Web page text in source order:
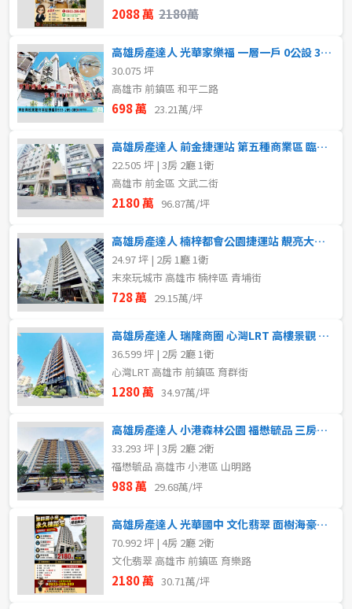
2088 萬 2180萬
高雄房產達人 光華家樂福 一層一戶 0公設 30坪 電梯華廈
30.075 坪
高雄市 前鎮區 和平二路
698 萬 23.21萬/坪
高雄房產達人 前金捷運站 第五種商業區 臨路透天稀有釋出
22.505 坪 | 3房 2廳 1衛
高雄市 前金區 文武二街
2180 萬 96.87萬/坪
高雄房產達人 楠梓都會公園捷運站 靚亮大兩房捷運宅 首購必看
24.97 坪 | 2房 1廳 1衛
末來玩城市 高雄市 楠梓區 青埔街
728 萬 29.15萬/坪
高雄房產達人 瑞隆商圈 心灣LRT 高樓景觀 2房平車 捷運宅
36.599 坪 | 2房 2廳 1衛
心灣LRT 高雄市 前鎮區 育群街
1280 萬 34.97萬/坪
高雄房產達人 小港森林公園 福懋毓品 三房車位 捷運宅
33.293 坪 | 3房 2廳 2衛
福懋毓品 高雄市 小港區 山明路
988 萬 29.68萬/坪
高雄房產達人 光華國中 文化翡翠 面樹海豪邸 正四房平車
70.992 坪 | 4房 2廳 2衛
文化翡翠 高雄市 前鎮區 育樂路
2180 萬 30.71萬/坪